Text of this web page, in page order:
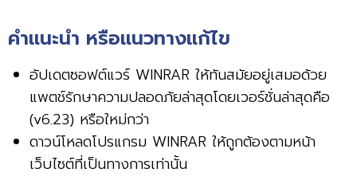
คำแนะนำ หรือแนวทางแก้ไข
อัปเดตซอฟต์แวร์ WINRAR ให้ทันสมัยอยู่เสมอด้วย
แพตช์รักษาความปลอดภัยล่าสุดโดยเวอร์ชั่นล่าสุดคือ
(v6.23) หรือใหม่กว่า
ดาวน์โหลดโปรแกรม WINRAR ให้ถูกต้องตามหน้า
เว็บไซต์ที่เป็นทางการเท่านั้น